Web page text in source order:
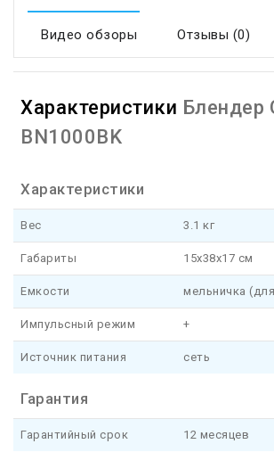
Видео обзоры Отзывы (0)
Характеристики Блендер
BN1000BK
Характеристики
Вес 3.1 кг
Габариты 15x38x17 см
Емкости мельничка
Импульсный режим +
Источник питания сеть
Гарантия
Гарантийный срок 12 месяцев